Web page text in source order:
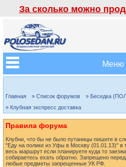
За сколько можно
Меню
Главная » Список форумов
» Беседка
» Клубная экспресс доставка
Правила форума
Клубни, что бы не было путаницы пишите в
"Еду на полике из Уфы в Москву (01.01.13)" в
весь маршрут если планируете куда то
собираетесь ехать обратно. Запрещено
любые предметы запрещенные УК РФ.